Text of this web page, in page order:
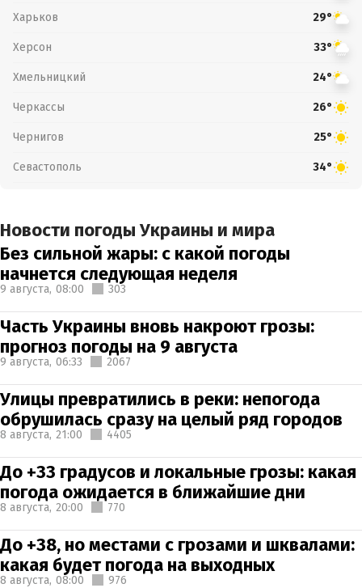
Харьков 29°
Херсон 33°
Хмельницкий 24°
Черкассы 26°
Чернигов 25°
Севастополь 34°
Новости погоды Украины и мира
Без сильной жары: с какой погоды
начнется следующая неделя
9 августа, 08:00 303
Часть Украины вновь накроют грозы:
прогноз погоды на 9 августа
9 августа, 06:33 2067
Улицы превратились в реки: непогода
обрушилась сразу на целый ряд городов
8 августа, 21:00 4405
До +33 градусов и локальные грозы: какая
погода ожидается в ближайшие дни
8 августа, 20:00 770
До +38, но местами с грозами и шквалами:
какая будет погода на выходных
8 августа, 08:00 976